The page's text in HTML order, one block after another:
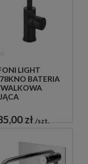
LIGHT
BATERIA
zł szt.